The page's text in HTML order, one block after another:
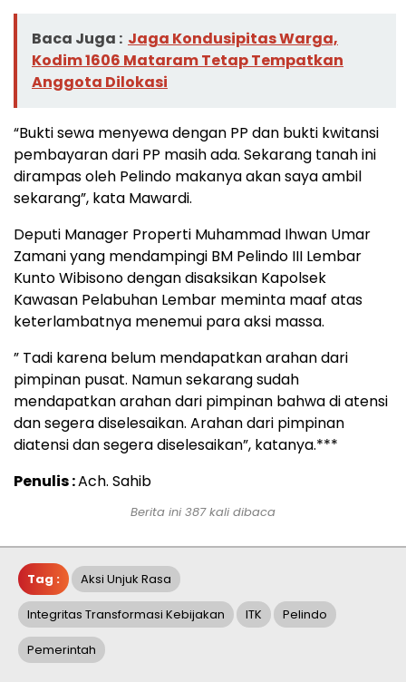
Baca Juga : Jaga Kondusipitas Warga,
Kodim 1606 Mataram Tetap Tempatkan
Anggota Dilokasi
“Bukti sewa menyewa dengan PP dan bukti kwitansi
pembayaran dari PP masih ada. Sekarang tanah ini
dirampas oleh Pelindo makanya akan saya ambil
sekarang”, kata Mawardi.
Deputi Manager Properti Muhammad Ihwan Umar
Zamani yang mendampingi BM Pelindo III Lembar
Kunto Wibisono dengan disaksikan Kapolsek
Kawasan Pelabuhan Lembar meminta maaf atas
keterlambatnya menemui para aksi massa.
” Tadi karena belum mendapatkan arahan dari
pimpinan pusat. Namun sekarang sudah
mendapatkan arahan dari pimpinan bahwa di atensi
dan segera diselesaikan. Arahan dari pimpinan
diatensi dan segera diselesaikan”, katanya.***
Penulis :Ach. Sahib
Berita ini 387 kali dibaca
Tag : Aksi Unjuk Rasa
Integritas Transformasi Kebijakan ITK Pelindo
Pemerintah